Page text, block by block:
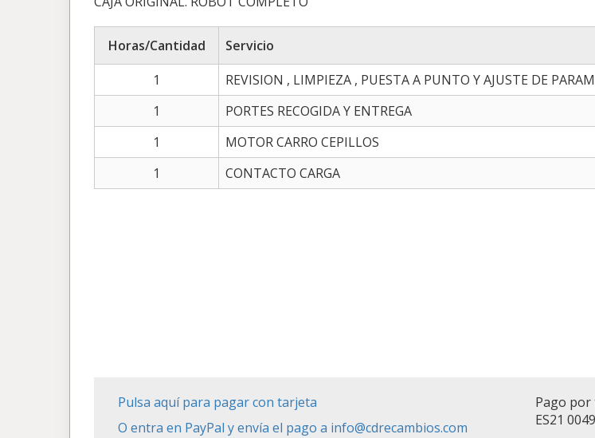
Horas/Cantidad Servicio
1
REVISION , LIMPIEZA , PUESTA A PUNTO Y AJUSTE DE
1
PORTES RECOGIDA Y ENTREGA
1
MOTOR CARRO CEPILLOS
1
CONTACTO CARGA
Pulsa aquí para pagar con tarjeta
O entra en PayPal y envía el pago a info@cdrecambios.com
Pago por
ES21